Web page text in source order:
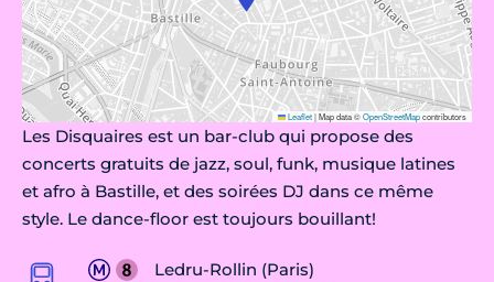
Leaflet|Map data ©OpenStreetMapcontributors
Les Disquaires est un bar-club qui propose des
concerts gratuits de jazz, soul, funk, musique latines
et afro à Bastille, et des soirées DJ dans ce même
style. Le dance-floor est toujours bouillant!
Ledru-Rollin (Paris)